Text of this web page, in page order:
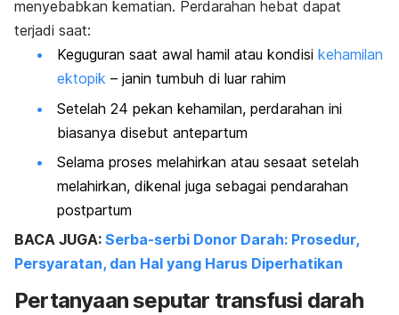
menyebabkan kematian. Perdarahan hebat dapat
terjadi saat:
Keguguran saat awal hamil atau kondisi kehamilan
ektopik – janin tumbuh di luar rahim
Setelah 24 pekan kehamilan, perdarahan ini
biasanya disebut antepartum
Selama proses melahirkan atau sesaat setelah
melahirkan, dikenal juga sebagai pendarahan
postpartum
BACA JUGA: Serba-serbi Donor Darah: Prosedur,
Persyaratan, dan Hal yang Harus Diperhatikan
Pertanyaan seputar transfusi darah